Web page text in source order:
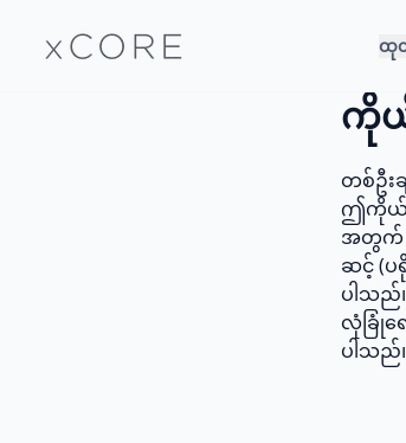
ထု
ကို
တစ်ဦး
ဤကိုယ်ရ
အတွက်
ဆင့် (ပ
ပါသည်
လုံခြုံရ
ပါသည်